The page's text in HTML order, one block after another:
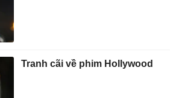
Tranh cãi về phim Hollywood